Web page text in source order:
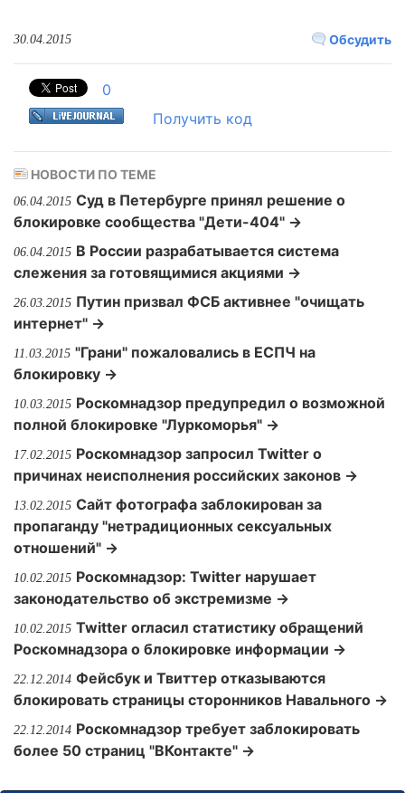
Обсудить
30.04.2015
0
Получить код
НОВОСТИ ПО ТЕМЕ
06.04.2015 Суд в Петербурге принял решение о
блокировке сообщества "Дети-404" →
06.04.2015 В России разрабатывается система
слежения за готовящимися акциями →
26.03.2015 Путин призвал ФСБ активнее "очищать
интернет" →
11.03.2015 "Грани" пожаловались в ЕСПЧ на
блокировку →
10.03.2015 Роскомнадзор предупредил о возможной
полной блокировке "Луркоморья" →
17.02.2015 Роскомнадзор запросил Twitter о
причинах неисполнения российских законов →
13.02.2015 Сайт фотографа заблокирован за
пропаганду "нетрадиционных сексуальных
отношений" →
10.02.2015 Роскомнадзор: Twitter нарушает
законодательство об экстремизме →
10.02.2015 Twitter огласил статистику обращений
Роскомнадзора о блокировке информации →
22.12.2014 Фейсбук и Твиттер отказываются
блокировать страницы сторонников Навального →
22.12.2014 Роскомнадзор требует заблокировать
более 50 страниц "ВКонтакте" →